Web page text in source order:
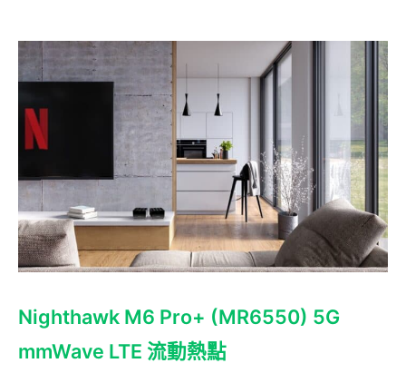
Nighthawk M6 Pro+ (MR6550) 5G
mmWave LTE 流動熱點